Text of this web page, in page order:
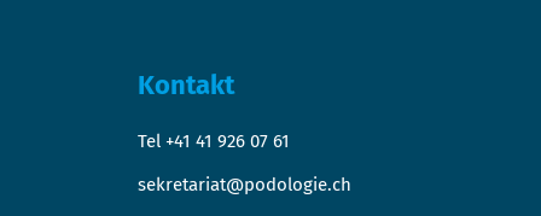
Kontakt
Tel +41 41 926 07 61
sekretariat@podologie.ch